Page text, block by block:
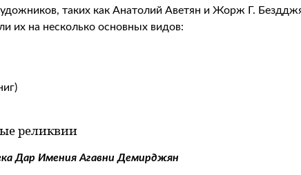
таких как Анатолий Аветян и Жорж Г.
их на несколько основных видов:
реликвии
Дар Имения Агавни Демирджян